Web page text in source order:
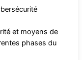
et moyens de
phases du